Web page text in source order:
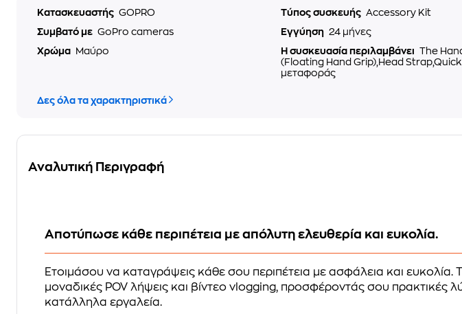
Κατασκευαστής GOPRO Τύπος συσκευής Accessory Kit
Συμβατό με GoPro cameras Εγγύηση 24 μήνες
Χρώμα
Μαύρο Η συσκευασία περιλαμβάνει The
(Floating Hand Grip),Head
μεταφοράς
Δες όλα τα χαρακτηριστικά
Αναλυτική Περιγραφή
Αποτύπωσε κάθε περιπέτεια με απόλυτη ελευθερία και ευκολία.
Ετοιμάσου να καταγράψεις κάθε σου περιπέτεια με ασφάλεια και ευκολία.
μοναδικές POV λήψεις και βίντεο vlogging, προσφέροντάς σου πρακτικές
κατάλληλα εργαλεία.